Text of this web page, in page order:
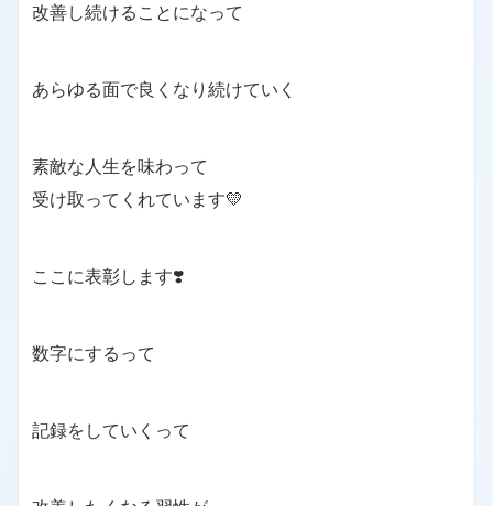
改善し続けることになって
あらゆる面で良くなり続けていく
素敵な人生を味わって
受け取ってくれています💛
ここに表彰します❣️
数字にするって
記録をしていくって